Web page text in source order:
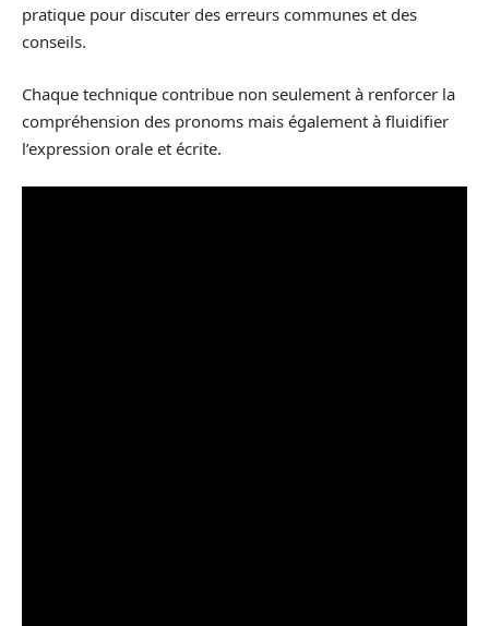
pratique pour discuter des erreurs communes et des
conseils.
Chaque technique contribue non seulement à renforcer la
compréhension des pronoms mais également à fluidifier
l’expression orale et écrite.